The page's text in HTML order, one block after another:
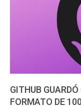
GITHUB
FORMATO DE